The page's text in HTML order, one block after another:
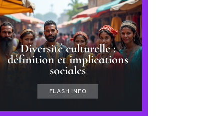
Diversité culturelle :
définition et implications
sociales
FLASH INFO